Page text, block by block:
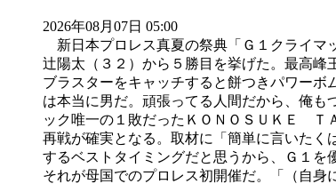
2026年08月07日 05:00
新日本プロレス真夏の祭典「Ｇ１クライマ
辻陽太（３２）から５勝目を挙げた。最高
ブラスターをキャッチすると餅つきパワー
は本当に男だ。頑張ってる人間だから、俺
ック唯一の１敗だったＫＯＮＯＳＵＫＥ Ｔ
再戦が確実となる。取材に「簡単に言いた
するベストタイミングだと思うから、Ｇ１
それが母国でのプロレス初開催だ。「（自